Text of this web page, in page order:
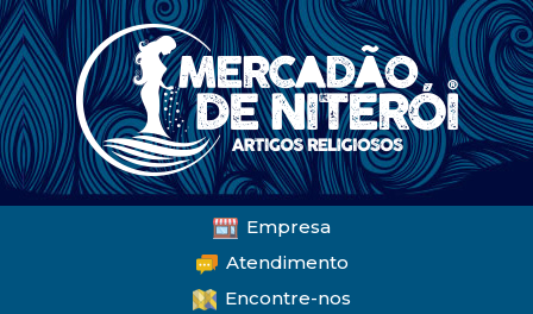
Empresa
Atendimento
Encontre-nos